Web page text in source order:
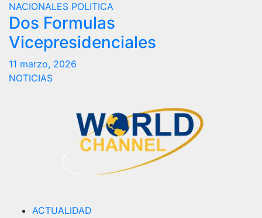
NACIONALES POLITICA
Dos Formulas
Vicepresidenciales
11 marzo, 2026
NOTICIAS
ACTUALIDAD